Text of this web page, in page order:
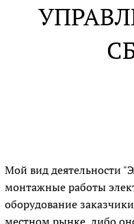
Мой вид деятельности
монтажные работы
оборудование
местном рынке, либо